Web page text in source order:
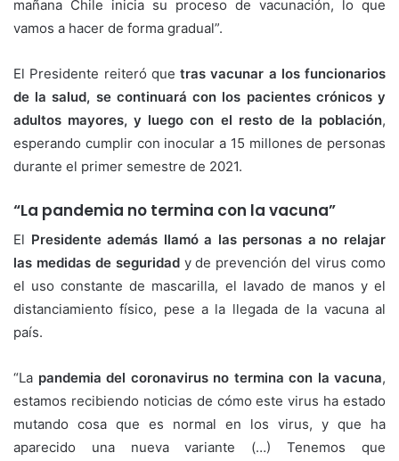
mañana Chile inicia su proceso de vacunación, lo que
vamos a hacer de forma gradual”.
El Presidente reiteró que tras vacunar a los funcionarios
de la salud, se continuará con los pacientes crónicos y
adultos mayores, y luego con el resto de la población,
esperando cumplir con inocular a 15 millones de personas
durante el primer semestre de 2021.
“La pandemia no termina con la vacuna”
El Presidente además llamó a las personas a no relajar
las medidas de seguridady de prevención del virus como
el uso constante de mascarilla, el lavado de manos y el
distanciamiento físico, pese a la llegada de la vacuna al
país.
“La pandemia del coronavirusno termina con la vacuna,
estamos recibiendo noticias de cómo este virus ha estado
mutando cosa que es normal en los virus, y que ha
aparecido una nueva variante (…) Tenemos que